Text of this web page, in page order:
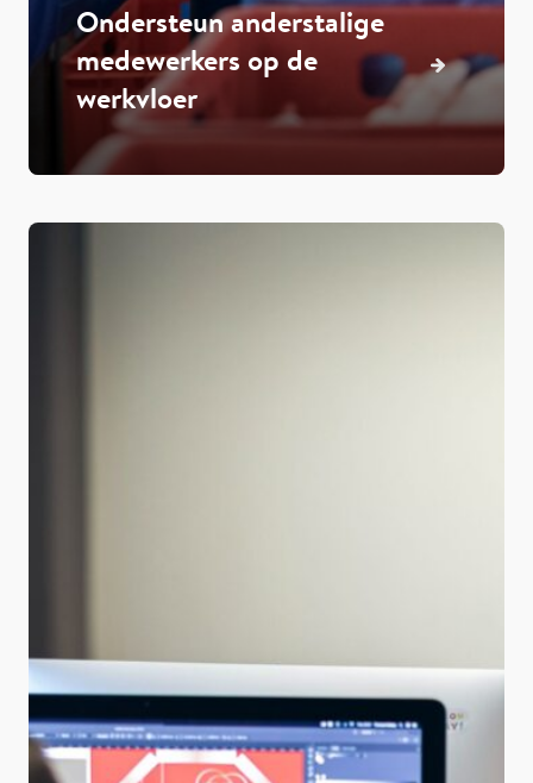
Ondersteun anderstalige
medewerkers op de
werkvloer